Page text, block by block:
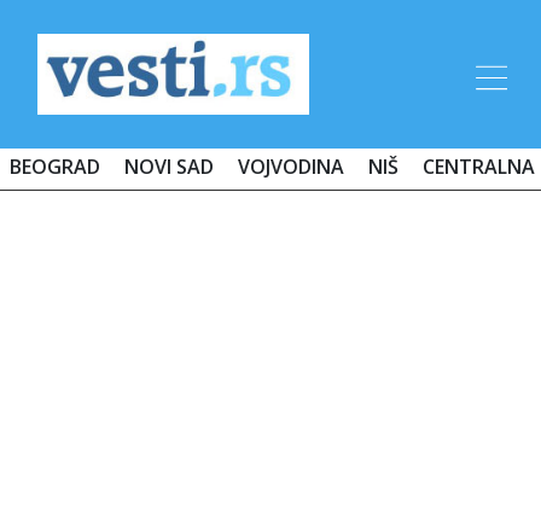
BEOGRAD NOVI SAD VOJVODINA NIŠ CENTRALNA